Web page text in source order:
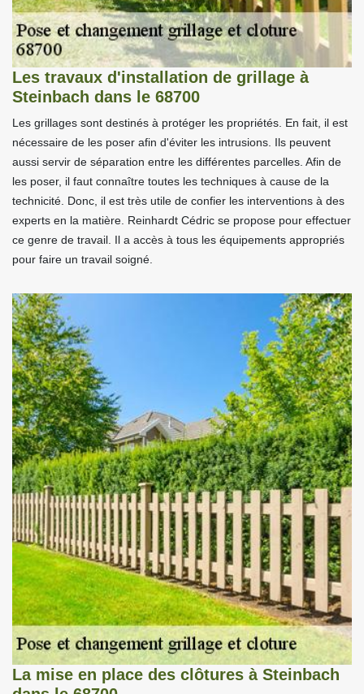
Les travaux d'installation de grillage à
Steinbach dans le 68700
Les grillages sont destinés à protéger les propriétés. En fait, il est
nécessaire de les poser afin d'éviter les intrusions. Ils peuvent
aussi servir de séparation entre les différentes parcelles. Afin de
les poser, il faut connaître toutes les techniques à cause de la
technicité. Donc, il est très utile de confier les interventions à des
experts en la matière. Reinhardt Cédric se propose pour effectuer
ce genre de travail. Il a accès à tous les équipements appropriés
pour faire un travail soigné.
La mise en place des clôtures à Steinbach